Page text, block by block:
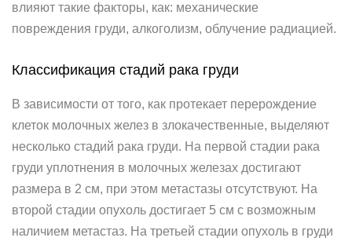
влияют такие факторы, как: механические
повреждения груди, алкоголизм, облучение радиацией.
Классификация стадий рака груди
В зависимости от того, как протекает перерождение
клеток молочных желез в злокачественные, выделяют
несколько стадий рака груди. На первой стадии рака
груди уплотнения в молочных железах достигают
размера в 2 см, при этом метастазы отсутствуют. На
второй стадии опухоль достигает 5 см с возможным
наличием метастаз. На третьей стадии опухоль в груди